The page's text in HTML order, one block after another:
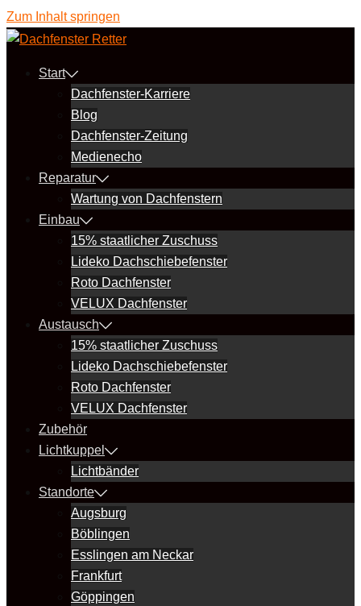
Zum Inhalt springen
Start
Dachfenster-Karriere
Blog
Dachfenster-Zeitung
Medienecho
Reparatur
Wartung von Dachfenstern
Einbau
15% staatlicher Zuschuss
Lideko Dachschiebefenster
Roto Dachfenster
VELUX Dachfenster
Austausch
15% staatlicher Zuschuss
Lideko Dachschiebefenster
Roto Dachfenster
VELUX Dachfenster
Zubehör
Lichtkuppel
Lichtbänder
Standorte
Augsburg
Böblingen
Esslingen am Neckar
Frankfurt
Göppingen